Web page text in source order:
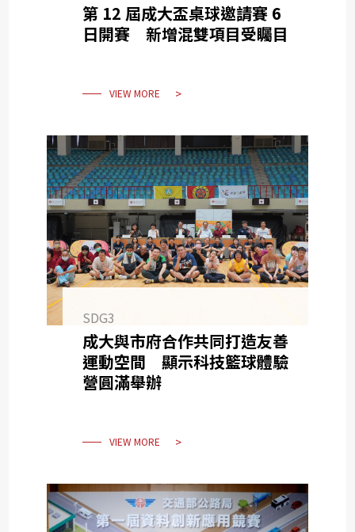
第 12 屆成大盃桌球邀請賽 6
日開賽 新增混雙項目受矚目
VIEW MORE
SDG3
成大與市府合作共同打造友善
運動空間 顯示科技籃球體驗
營圓滿舉辦
VIEW MORE